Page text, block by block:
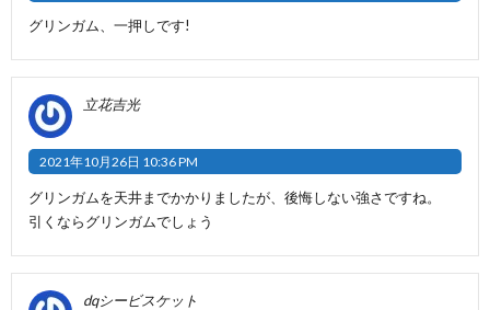
グリンガム、一押しです!
立花吉光
2021年10月26日 10:36 PM
グリンガムを天井までかかりましたが、後悔しない強さですね。
引くならグリンガムでしょう
dqシービスケット